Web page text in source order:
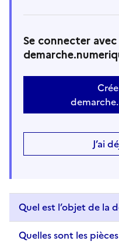
Se connecter
J’ai
Quel est l’objet de la
Quelles sont les